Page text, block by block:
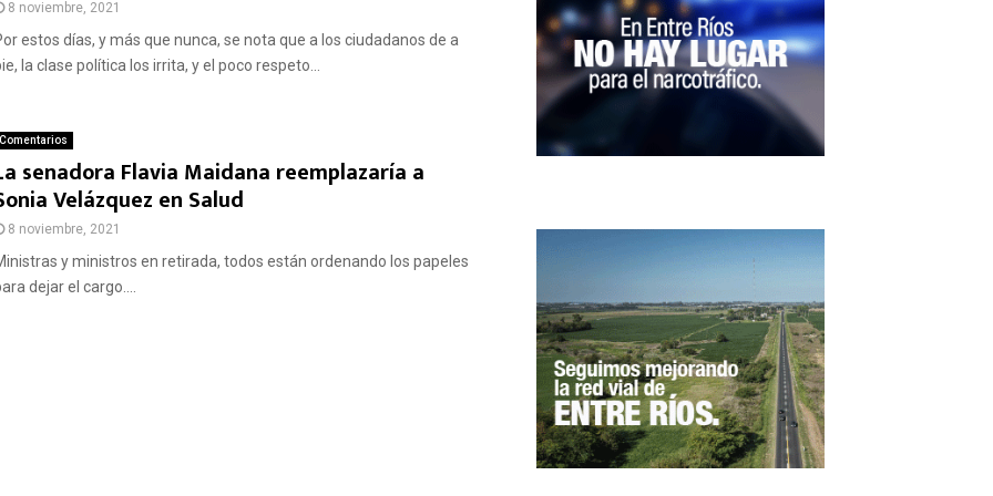
8 noviembre, 2021
estos días, y más que nunca, se nota que a los ciudadanos de a
la clase política los irrita, y el poco respeto...
Comentarios
senadora Flavia Maidana reemplazaría a
Velázquez en Salud
8 noviembre, 2021
y ministros en retirada, todos están ordenando los papeles
dejar el cargo....